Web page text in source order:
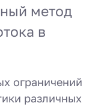
метод
в
ограничений
различных